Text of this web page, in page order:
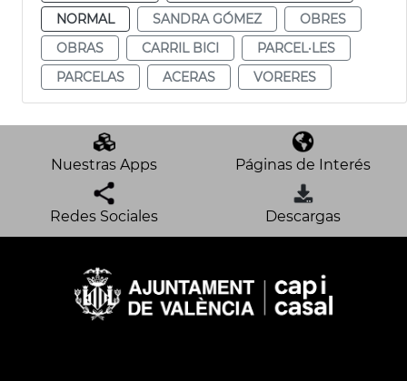
NORMAL
SANDRA GÓMEZ
OBRES
OBRAS
CARRIL BICI
PARCEL·LES
PARCELAS
ACERAS VORERES
Nuestras Apps Páginas de Interés
Redes Sociales Descargas